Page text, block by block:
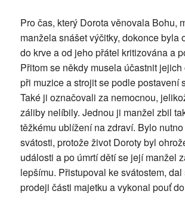
Pro čas, který Dorota věnovala Bohu,
manžela snášet výčitky, dokonce byla
do krve a od jeho přátel kritizována a
Přitom se někdy musela účastnit
při muzice a strojit se podle postavení
Také ji označovali za nemocnou,
záliby nelíbily. Jednou ji manžel zbil
těžkému ublížení na zdraví. Bylo
svátosti, protože život Doroty byl
události a po úmrtí dětí se její manžel
lepšímu. Přistupoval ke svátostem,
prodeji části majetku a vykonal pouť